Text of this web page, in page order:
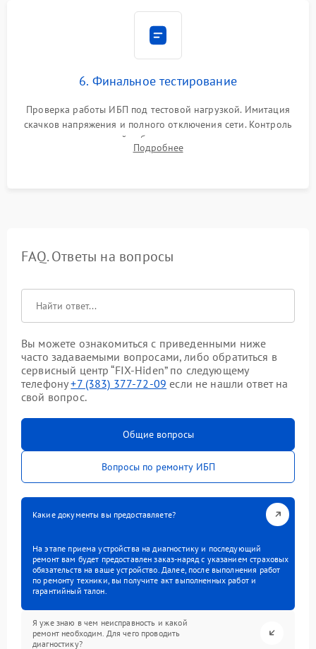
6. Финальное тестирование
Проверка работы ИБП под тестовой нагрузкой. Имитация
скачков напряжения и полного отключения сети. Контроль
времени автономной работы, температурного режима и
корректности формы выходного сигнала.
Подробнее
FAQ. Ответы на вопросы
Вы можете ознакомиться с приведенными ниже
часто задаваемыми вопросами, либо обратиться в
сервисный центр “FIX-Hiden” по следующему
телефону+7 (383) 377-72-09 если не нашли ответ на
свой вопрос.
Общие вопросы
Вопросы по ремонту ИБП
Какие документы вы предоставляете?
На этапе приема устройства на диагностику и последующий
ремонт вам будет предоставлен заказ-наряд с указанием страховых
обязательств на ваше устройство. Далее, после выполнения работ
по ремонту техники, вы получите акт выполненных работ и
гарантийный талон.
Я уже знаю в чем неисправность и какой
ремонт необходим. Для чего проводить
диагностику?